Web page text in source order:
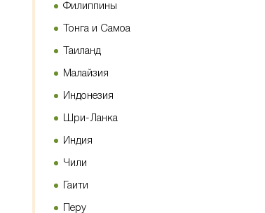
Филиппины
Тонга и Самоа
Таиланд
Малайзия
Индонезия
Шри-Ланка
Индия
Чили
Гаити
Перу